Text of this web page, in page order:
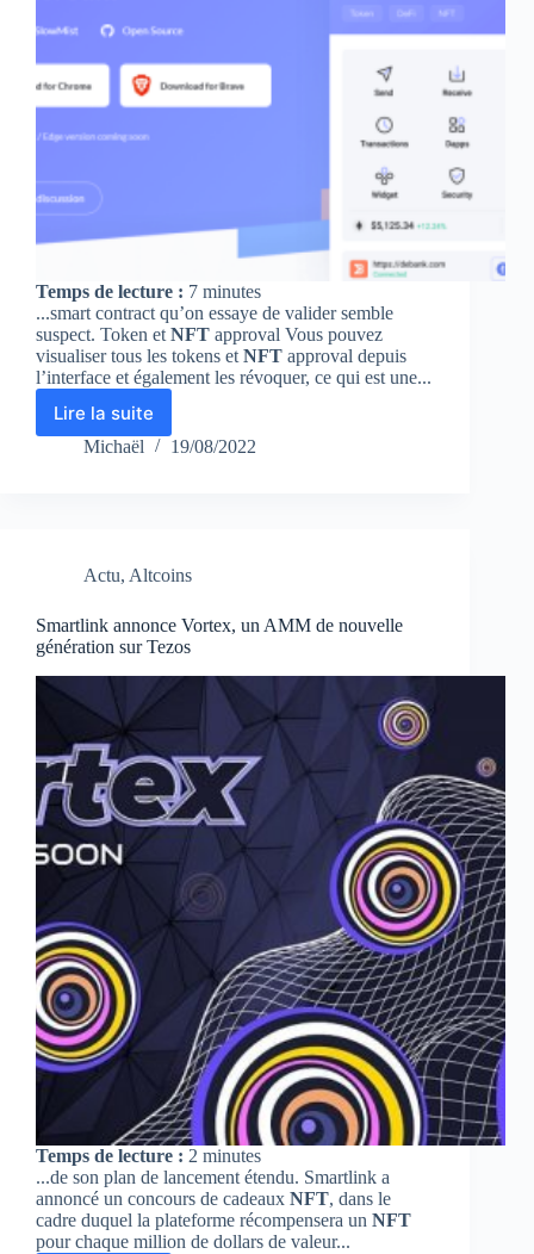
Temps de lecture : 7 minutes
...smart contract qu’on essaye de valider semble
suspect. Token et NFT approval Vous pouvez
visualiser tous les tokens et NFT approval depuis
l’interface et également les révoquer, ce qui est une...
Lire la suite
Rabby
Wallet,
Michaël 19/08/2022
Actu, Altcoins
Smartlink annonce Vortex, un AMM de nouvelle
génération sur Tezos
Temps de lecture : 2 minutes
...de son plan de lancement étendu. Smartlink a
annoncé un concours de cadeaux NFT, dans le
cadre duquel la plateforme récompensera un NFT
pour chaque million de dollars de valeur...